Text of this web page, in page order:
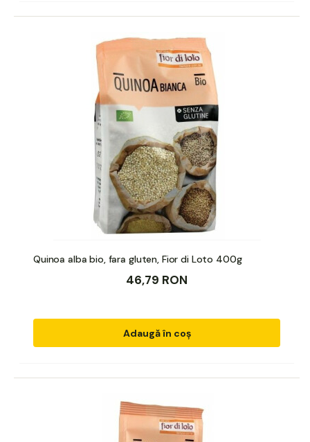
Quinoa alba bio, fara gluten, Fior di Loto 400g
46,79 RON
Adaugă în coș